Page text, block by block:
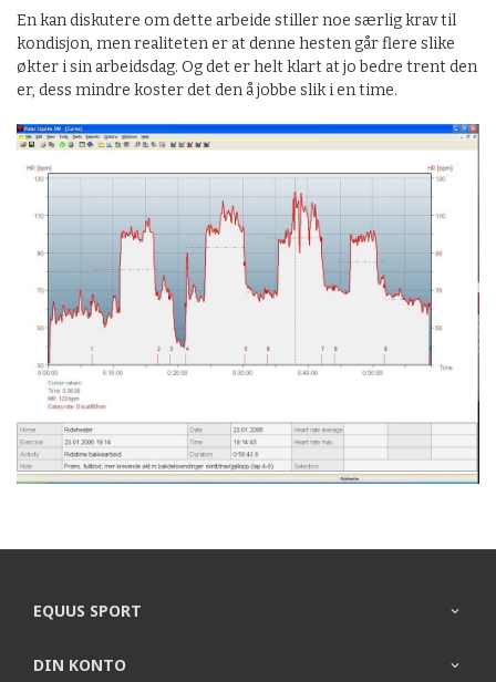
En kan diskutere om dette arbeide stiller noe særlig krav til
kondisjon, men realiteten er at denne hesten går flere slike
økter i sin arbeidsdag. Og det er helt klart at jo bedre trent den
er, dess mindre koster det den å jobbe slik i en time.
EQUUS SPORT
DIN KONTO